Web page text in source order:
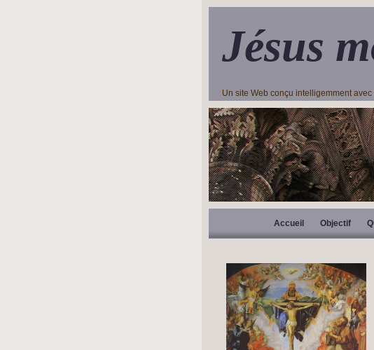
Jésus
Un site Web conçu intelligemment avec
Accueil Objectif